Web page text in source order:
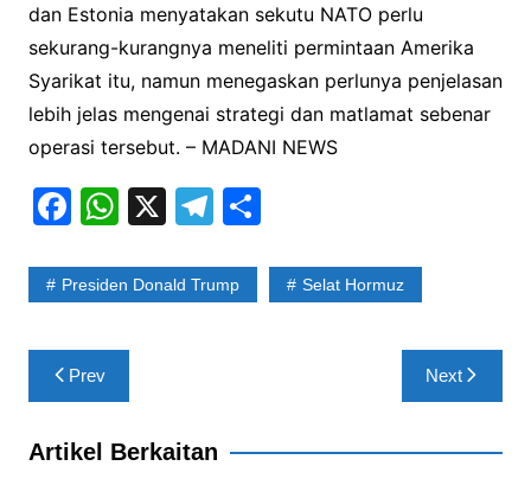
dan Estonia menyatakan sekutu NATO perlu
sekurang-kurangnya meneliti permintaan Amerika
Syarikat itu, namun menegaskan perlunya penjelasan
lebih jelas mengenai strategi dan matlamat sebenar
operasi tersebut. – MADANI NEWS
F
c
b
o
o
k
W
at
A
p
p
X T
e
S
ar
Presiden Donald Trump Selat Hormuz
Post
navigation
Prev Next
Artikel Berkaitan